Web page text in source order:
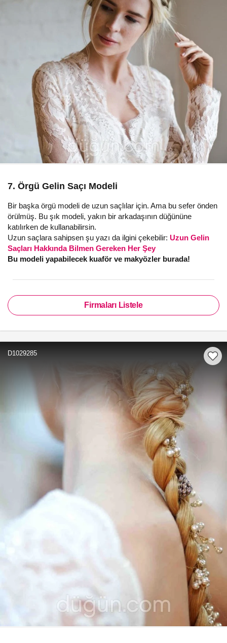
7. Örgü Gelin Saçı Modeli
Bir başka örgü modeli de uzun saçlılar için. Ama bu sefer önden
örülmüş. Bu şık modeli, yakın bir arkadaşının düğününe
katılırken de kullanabilirsin.
Uzun saçlara sahipsen şu yazı da ilgini çekebilir: Uzun Gelin
Saçları Hakkında Bilmen Gereken Her Şey
Bu modeli yapabilecek kuaför ve makyözler burada!
Firmaları Listele
D1029285